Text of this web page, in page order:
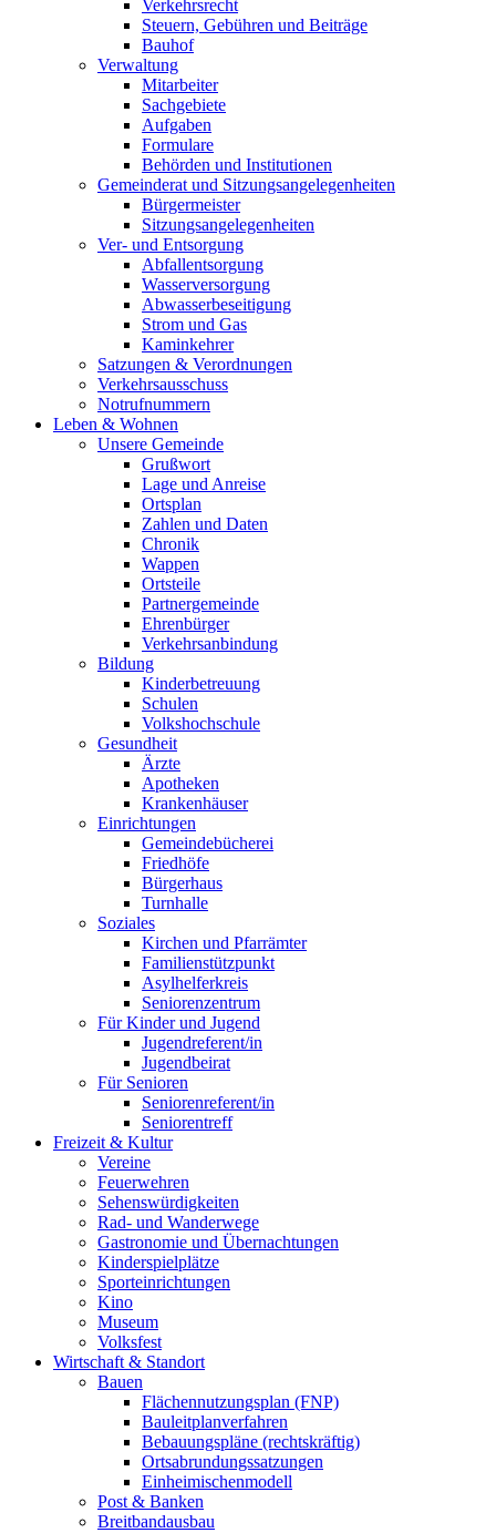
Verkehrsrecht
Steuern, Gebühren und Beiträge
Bauhof
Verwaltung
Mitarbeiter
Sachgebiete
Aufgaben
Formulare
Behörden und Institutionen
Gemeinderat und Sitzungsangelegenheiten
Bürgermeister
Sitzungsangelegenheiten
Ver- und Entsorgung
Abfallentsorgung
Wasserversorgung
Abwasserbeseitigung
Strom und Gas
Kaminkehrer
Satzungen & Verordnungen
Verkehrsausschuss
Notrufnummern
Leben & Wohnen
Unsere Gemeinde
Grußwort
Lage und Anreise
Ortsplan
Zahlen und Daten
Chronik
Wappen
Ortsteile
Partnergemeinde
Ehrenbürger
Verkehrsanbindung
Bildung
Kinderbetreuung
Schulen
Volkshochschule
Gesundheit
Ärzte
Apotheken
Krankenhäuser
Einrichtungen
Gemeindebücherei
Friedhöfe
Bürgerhaus
Turnhalle
Soziales
Kirchen und Pfarrämter
Familienstützpunkt
Asylhelferkreis
Seniorenzentrum
Für Kinder und Jugend
Jugendreferent/in
Jugendbeirat
Für Senioren
Seniorenreferent/in
Seniorentreff
Freizeit & Kultur
Vereine
Feuerwehren
Sehenswürdigkeiten
Rad- und Wanderwege
Gastronomie und Übernachtungen
Kinderspielplätze
Sporteinrichtungen
Kino
Museum
Volksfest
Wirtschaft & Standort
Bauen
Flächennutzungsplan (FNP)
Bauleitplanverfahren
Bebauungspläne (rechtskräftig)
Ortsabrundungssatzungen
Einheimischenmodell
Post & Banken
Breitbandausbau